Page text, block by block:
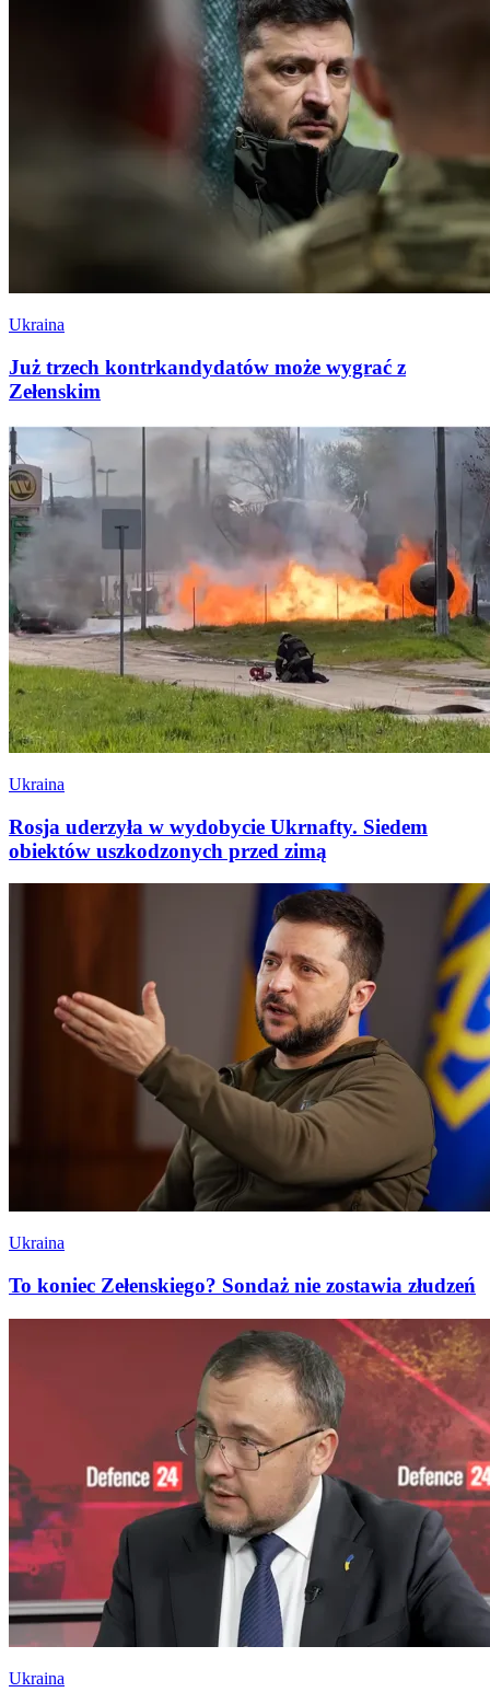
Ukraina
Już trzech kontrkandydatów może wygrać z
Zełenskim
Ukraina
Rosja uderzyła w wydobycie Ukrnafty. Siedem
obiektów uszkodzonych przed zimą
Ukraina
To koniec Zełenskiego? Sondaż nie zostawia złudzeń
Ukraina